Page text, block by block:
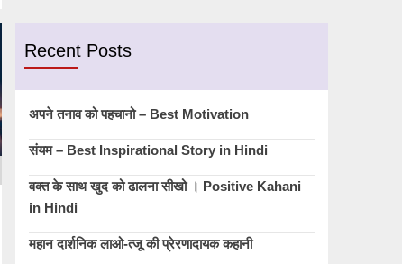
Recent Posts
अपने तनाव को पहचानो – Best Motivation
संयम – Best Inspirational Story in Hindi
वक्त के साथ खुद को ढालना सीखो । Positive Kahani
in Hindi
महान दार्शनिक लाओ-त्जू की प्रेरणादायक कहानी